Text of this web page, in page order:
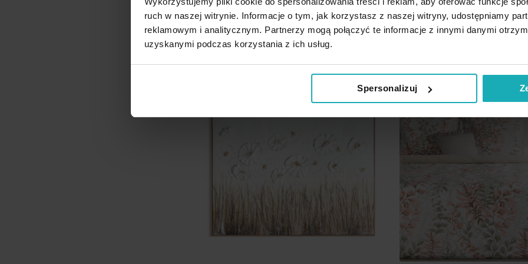
ruch w naszej witrynie. Informacje o tym, jak korzystasz z naszej witryny, udostępniamy
reklamowym i analitycznym. Partnerzy mogą połączyć te informacje z innymi danymi
uzyskanymi podczas korzystania z ich usług.
Spersonalizuj
Cena regularna:380,90 zł
Dodaj do koszyka
Dodaj
do
życzeń
Cena regularna:393,90 zł
Dodaj do koszyka
Promocja Nowość